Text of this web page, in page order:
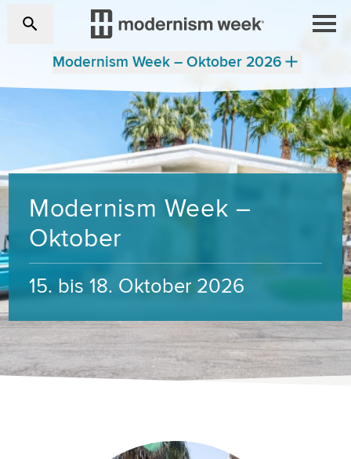
Modernism Week – Oktober 2026
Modernism Week –
Oktober
15. bis 18. Oktober 2026